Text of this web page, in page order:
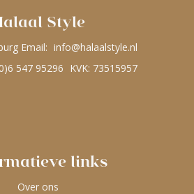
Style
Email: info@halaalstyle.nl
547 95296 KVK: 73515957
links
Over ons